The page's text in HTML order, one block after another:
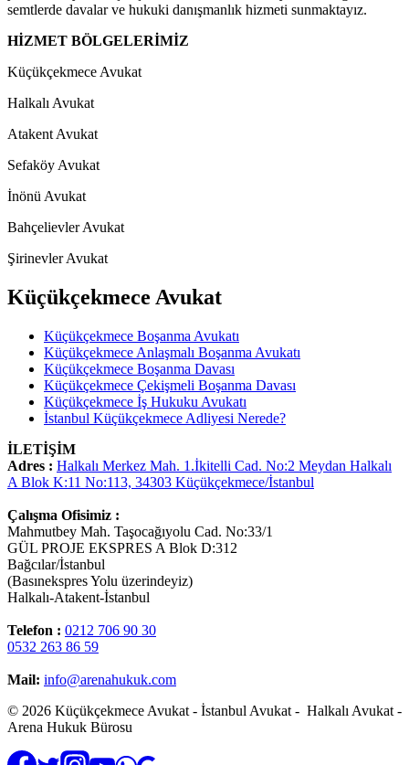
semtlerde davalar ve hukuki danışmanlık hizmeti sunmaktayız.
HİZMET BÖLGELERİMİZ
Küçükçekmece Avukat
Halkalı Avukat
Atakent Avukat
Sefaköy Avukat
İnönü Avukat
Bahçelievler Avukat
Şirinevler Avukat
Küçükçekmece Avukat
Küçükçekmece Boşanma Avukatı
Küçükçekmece Anlaşmalı Boşanma Avukatı
Küçükçekmece Boşanma Davası
Küçükçekmece Çekişmeli Boşanma Davası
Küçükçekmece İş Hukuku Avukatı
İstanbul Küçükçekmece Adliyesi Nerede?
İLETİŞİM
Adres : Halkalı Merkez Mah. 1.İkitelli Cad. No:2 Meydan Halkalı
A Blok K:11 No:113, 34303 Küçükçekmece/İstanbul
Çalışma Ofisimiz :
Mahmutbey Mah. Taşocağıyolu Cad. No:33/1
GÜL PROJE EKSPRES A Blok D:312
Bağcılar/İstanbul
(Basınekspres Yolu üzerindeyiz)
Halkalı-Atakent-İstanbul
Telefon : 0212 706 90 30
0532 263 86 59
Mail: info@arenahukuk.com
© 2026 Küçükçekmece Avukat - İstanbul Avukat - Halkalı Avukat -
Arena Hukuk Bürosu